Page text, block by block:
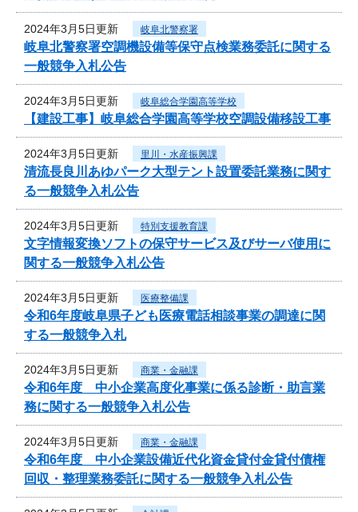
2024年3月5日更新 岐阜北警察署
岐阜北警察署空調機設備等保守点検業務委託に関する
一般競争入札公告
2024年3月5日更新 岐阜総合学園高等学校
【建設工事】岐阜総合学園高等学校空調設備移設工事
2024年3月5日更新 里川・水産振興課
清流長良川あゆパーク大型テント設置委託業務に関す
る一般競争入札公告
2024年3月5日更新 特別支援教育課
文字情報変換ソフトの保守サービス及びサーバ使用に
関する一般競争入札公告
2024年3月5日更新 医療整備課
令和6年度岐阜県子ども医療電話相談事業の調達に関
する一般競争入札
2024年3月5日更新 商業・金融課
令和6年度 中小企業高度化事業に係る診断・助言業
務に関する一般競争入札公告
2024年3月5日更新 商業・金融課
令和6年度 中小企業設備近代化資金貸付金貸付債権
回収・整理業務委託に関する一般競争入札公告